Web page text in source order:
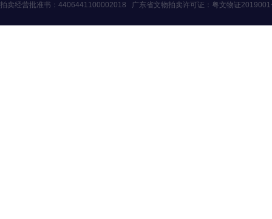
拍卖经营批准书： 4406441100002018 广东省文物拍卖许可证： 粤文物证2019001